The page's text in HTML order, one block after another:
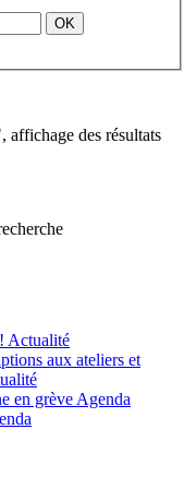
affichage des résultats
Actualité
aux ateliers et
en grève Agenda